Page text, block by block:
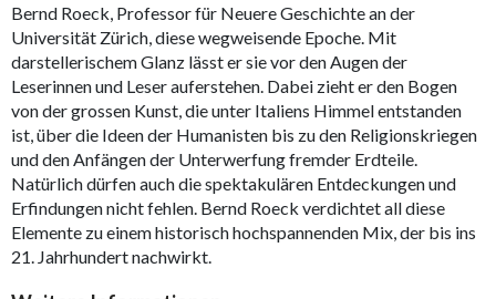
Bernd Roeck, Professor für Neuere Geschichte an der
Universität Zürich, diese wegweisende Epoche. Mit
darstellerischem Glanz lässt er sie vor den Augen der
Leserinnen und Leser auferstehen. Dabei zieht er den Bogen
von der grossen Kunst, die unter Italiens Himmel entstanden
ist, über die Ideen der Humanisten bis zu den Religionskriegen
und den Anfängen der Unterwerfung fremder Erdteile.
Natürlich dürfen auch die spektakulären Entdeckungen und
Erfindungen nicht fehlen. Bernd Roeck verdichtet all diese
Elemente zu einem historisch hochspannenden Mix, der bis ins
21. Jahrhundert nachwirkt.